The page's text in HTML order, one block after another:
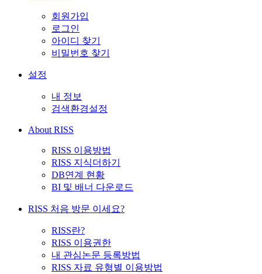
회원가입
로그인
아이디 찾기
비밀번호 찾기
설정
내 정보
검색환경설정
About RISS
RISS 이용방법
RISS 지식더하기
DB연계 현황
BI 및 배너 다운로드
RISS 처음 방문 이세요?
RISS란?
RISS 이용권한
내 관심논문 등록방법
RISS 자료 유형별 이용방법